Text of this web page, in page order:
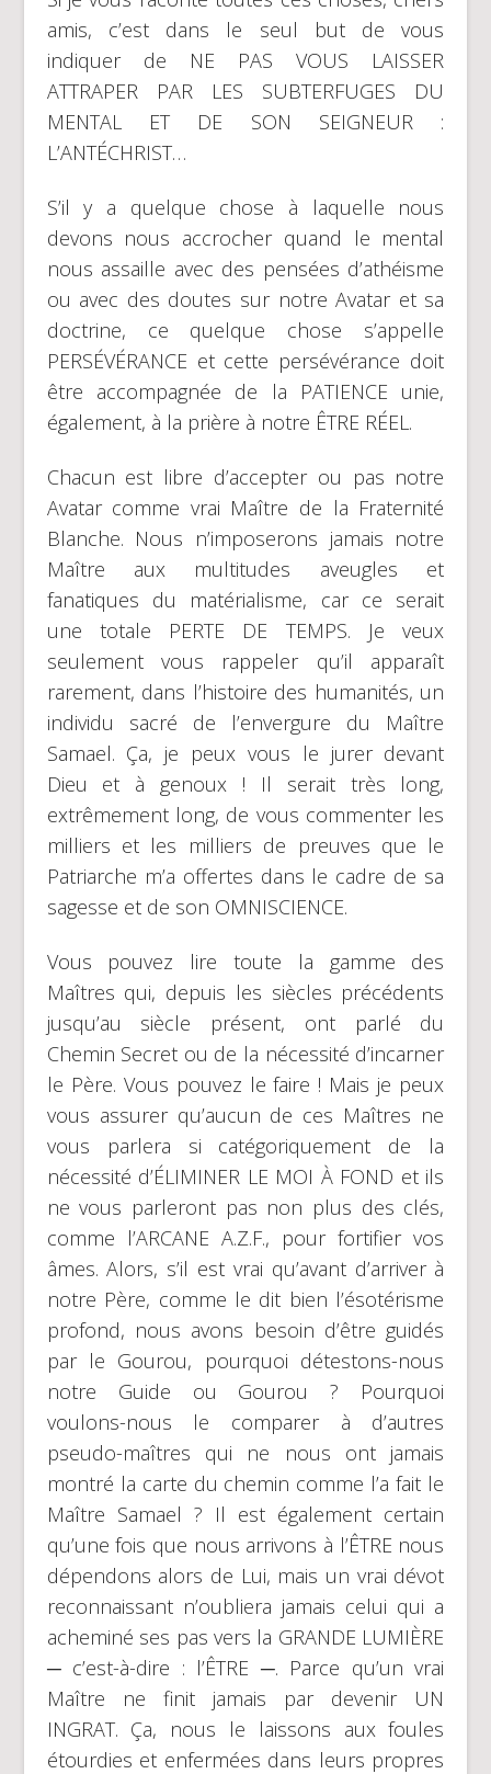
amis, c’est dans le seul but de vous
indiquer de NE PAS VOUS LAISSER
ATTRAPER PAR LES SUBTERFUGES DU
MENTAL ET DE SON SEIGNEUR :
L’ANTÉCHRIST…
S’il y a quelque chose à laquelle nous
devons nous accrocher quand le mental
nous assaille avec des pensées d’athéisme
ou avec des doutes sur notre Avatar et sa
doctrine, ce quelque chose s’appelle
PERSÉVÉRANCE et cette persévérance doit
être accompagnée de la PATIENCE unie,
également, à la prière à notre ÊTRE RÉEL.
Chacun est libre d’accepter ou pas notre
Avatar comme vrai Maître de la Fraternité
Blanche. Nous n’imposerons jamais notre
Maître aux multitudes aveugles et
fanatiques du matérialisme, car ce serait
une totale PERTE DE TEMPS. Je veux
seulement vous rappeler qu’il apparaît
rarement, dans l’histoire des humanités, un
individu sacré de l’envergure du Maître
Samael. Ça, je peux vous le jurer devant
Dieu et à genoux ! Il serait très long,
extrêmement long, de vous commenter les
milliers et les milliers de preuves que le
Patriarche m’a offertes dans le cadre de sa
sagesse et de son OMNISCIENCE.
Vous pouvez lire toute la gamme des
Maîtres qui, depuis les siècles précédents
jusqu’au siècle présent, ont parlé du
Chemin Secret ou de la nécessité d’incarner
le Père. Vous pouvez le faire ! Mais je peux
vous assurer qu’aucun de ces Maîtres ne
vous parlera si catégoriquement de la
nécessité d’ÉLIMINER LE MOI À FOND et ils
ne vous parleront pas non plus des clés,
comme l’ARCANE A.Z.F., pour fortifier vos
âmes. Alors, s’il est vrai qu’avant d’arriver à
notre Père, comme le dit bien l’ésotérisme
profond, nous avons besoin d’être guidés
par le Gourou, pourquoi détestons-nous
notre Guide ou Gourou ? Pourquoi
voulons-nous le comparer à d’autres
pseudo-maîtres qui ne nous ont jamais
montré la carte du chemin comme l’a fait le
Maître Samael ? Il est également certain
qu’une fois que nous arrivons à l’ÊTRE nous
dépendons alors de Lui, mais un vrai dévot
reconnaissant n’oubliera jamais celui qui a
acheminé ses pas vers la GRANDE LUMIÈRE
─ c’est-à-dire : l’ÊTRE ─. Parce qu’un vrai
Maître ne finit jamais par devenir UN
INGRAT. Ça, nous le laissons aux foules
étourdies et enfermées dans leurs propres